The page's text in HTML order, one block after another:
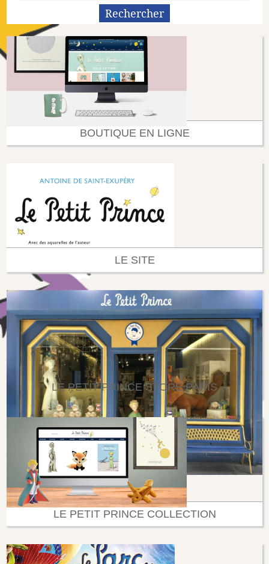
BOUTIQUE EN LIGNE
LE SITE
LE PETIT PRINCE STORE PARIS
LE PETIT PRINCE COLLECTION